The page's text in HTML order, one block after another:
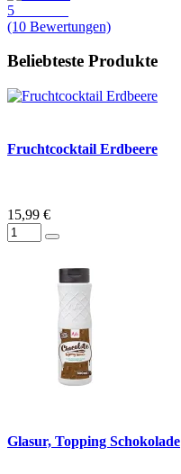
5
(10 Bewertungen)
Beliebteste Produkte
Fruchtcocktail Erdbeere
15,99 €
Glasur, Topping Schokolade